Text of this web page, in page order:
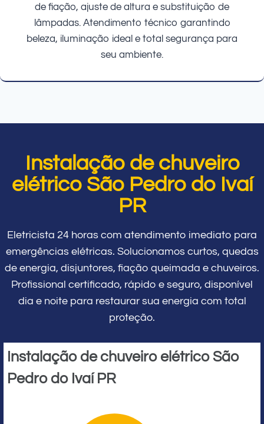
de fiação, ajuste de altura e substituição de
lâmpadas. Atendimento técnico garantindo
beleza, iluminação ideal e total segurança para
seu ambiente.
Instalação de chuveiro
elétrico São Pedro do Ivaí
PR
Eletricista 24 horas com atendimento imediato para
emergências elétricas. Solucionamos curtos, quedas
de energia, disjuntores, fiação queimada e chuveiros.
Profissional certificado, rápido e seguro, disponível
dia e noite para restaurar sua energia com total
proteção.
Instalação de chuveiro elétrico São
Pedro do Ivaí PR